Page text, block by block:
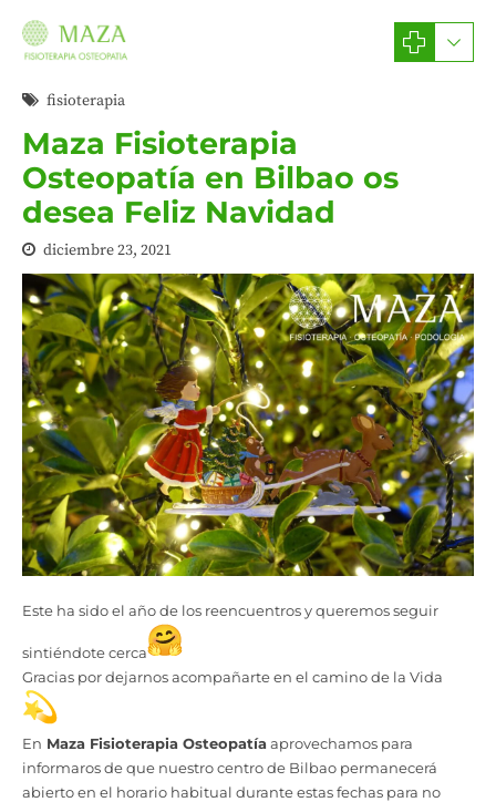
fisioterapia
Maza Fisioterapia
Osteopatía en Bilbao os
desea Feliz Navidad
diciembre 23, 2021
Este ha sido el año de los reencuentros y queremos seguir
sintiéndote cerca
Gracias por dejarnos acompañarte en el camino de la Vida
En Maza Fisioterapia Osteopatíaaprovechamos para
informaros de que nuestro centro de Bilbao permanecerá
abierto en el horario habitual durante estas fechas para no